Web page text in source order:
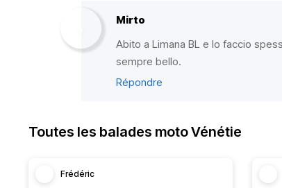
Mirto
Abito a Limana BL e lo faccio
sempre bello.
Répondre
Toutes les balades moto Vénétie
Frédéric